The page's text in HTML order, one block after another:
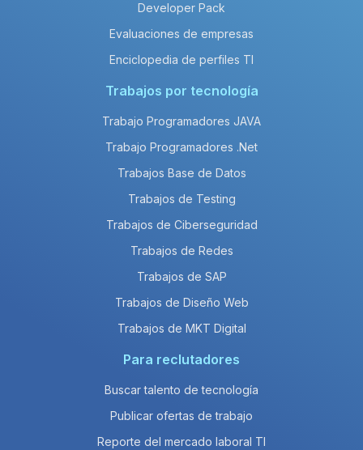
Developer Pack
Evaluaciones de empresas
Enciclopedia de perfiles TI
Trabajos por tecnología
Trabajo Programadores JAVA
Trabajo Programadores .Net
Trabajos Base de Datos
Trabajos de Testing
Trabajos de Ciberseguridad
Trabajos de Redes
Trabajos de SAP
Trabajos de Diseño Web
Trabajos de MKT Digital
Para reclutadores
Buscar talento de tecnología
Publicar ofertas de trabajo
Reporte del mercado laboral TI